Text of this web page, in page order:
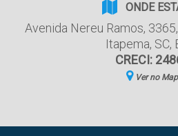
ONDE
Avenida Nereu Ramos, 3365,
Itapema, SC,
CRECI:
Ver no